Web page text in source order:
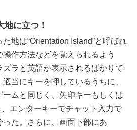
地に立つ！
地は“Orientation Island”と呼ばれ
操作方法などを覚えられるよう
ズラと英語が表示されるばかりで
当にキーを押しているうちに、
ームと同じく、矢印キーもしくは
エンターキーでチャット入力で
った。さらに、画面下部にあ